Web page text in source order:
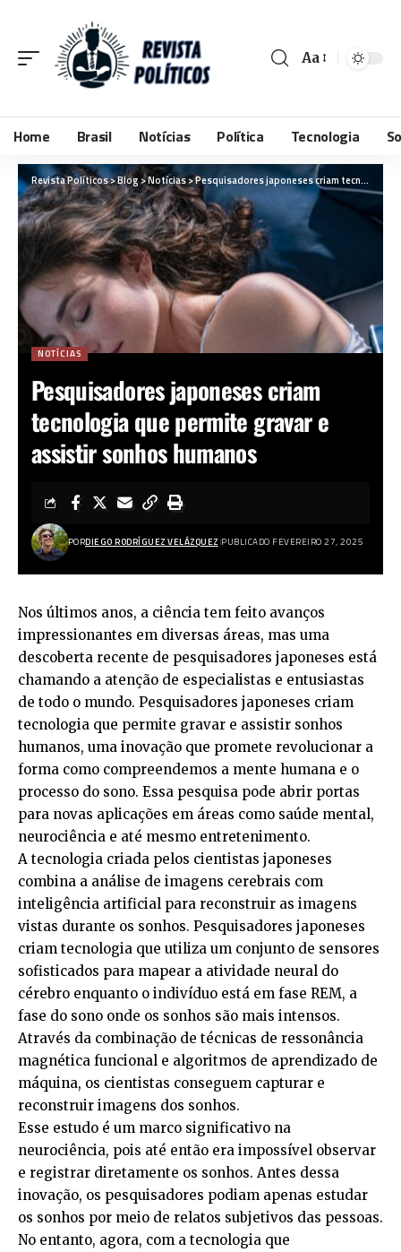
Aa
Home Brasil Notícias Política Tecnologia
Revista Políticos>Blog>Notícias>Pesquisadores japoneses criam tecnologia que permite gravar e assistir sonhos humanos
NOTÍCIAS
Pesquisadores japoneses criam
tecnologia que permite gravar e
assistir sonhos humanos
PORDIEGO RODRÍGUEZ VELÁZQUEZ PUBLICADO FEVEREIRO 27, 2025
Nos últimos anos, a ciência tem feito avanços
impressionantes em diversas áreas, mas uma
descoberta recente de pesquisadores japoneses está
chamando a atenção de especialistas e entusiastas
de todo o mundo. Pesquisadores japoneses criam
tecnologia que permite gravar e assistir sonhos
humanos, uma inovação que promete revolucionar a
forma como compreendemos a mente humana e o
processo do sono. Essa pesquisa pode abrir portas
para novas aplicações em áreas como saúde mental,
neurociência e até mesmo entretenimento.
A tecnologia criada pelos cientistas japoneses
combina a análise de imagens cerebrais com
inteligência artificial para reconstruir as imagens
vistas durante os sonhos. Pesquisadores japoneses
criam tecnologia que utiliza um conjunto de sensores
sofisticados para mapear a atividade neural do
cérebro enquanto o indivíduo está em fase REM, a
fase do sono onde os sonhos são mais intensos.
Através da combinação de técnicas de ressonância
magnética funcional e algoritmos de aprendizado de
máquina, os cientistas conseguem capturar e
reconstruir imagens dos sonhos.
Esse estudo é um marco significativo na
neurociência, pois até então era impossível observar
e registrar diretamente os sonhos. Antes dessa
inovação, os pesquisadores podiam apenas estudar
os sonhos por meio de relatos subjetivos das pessoas.
No entanto, agora, com a tecnologia que